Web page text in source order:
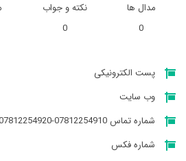
مدال ها
0
نکته و جواب
0
پست الکترونیکی
وب سایت
شماره تماس 07812254910-07812254920
شماره فکس